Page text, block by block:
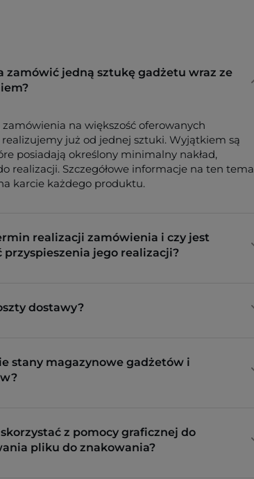
zamówić jedną sztukę gadżetu wraz ze
zamówienia na większość oferowanych
już od jednej sztuki. Wyjątkiem są
posiadają określony minimalny nakład,
realizacji. Szczegółowe informacje na ten
karcie każdego produktu.
realizacji zamówienia i czy jest
przyspieszenia jego realizacji?
dostawy?
stany magazynowe gadżetów i
z pomocy graficznej do
pliku do znakowania?